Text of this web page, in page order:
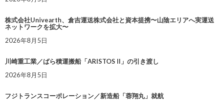
株式会社Univearth、倉吉運送株式会社と資本提携〜山陰エリアへ実運送
ネットワークを拡大〜
2026年8月5日
川崎重工業／ばら積運搬船「ARISTOS II」の引き渡し
2026年8月5日
フジトランスコーポレーション／新造船「蓉翔丸」就航